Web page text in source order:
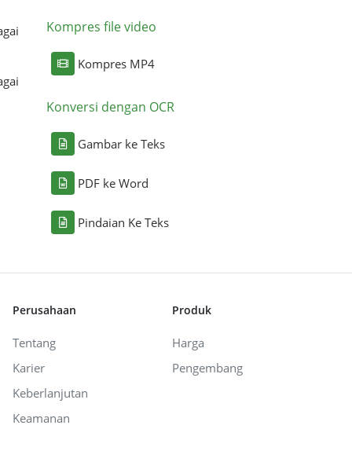
Kompres file video
Kompres MP4
Konversi dengan OCR
Gambar ke Teks
PDF ke Word
Pindaian Ke Teks
Perusahaan
Tentang
Karier
Keberlanjutan
Keamanan
Produk
Harga
Pengembang